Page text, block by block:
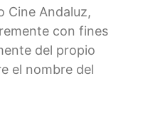
Cine Andaluz,
con fines
del propio
el nombre del